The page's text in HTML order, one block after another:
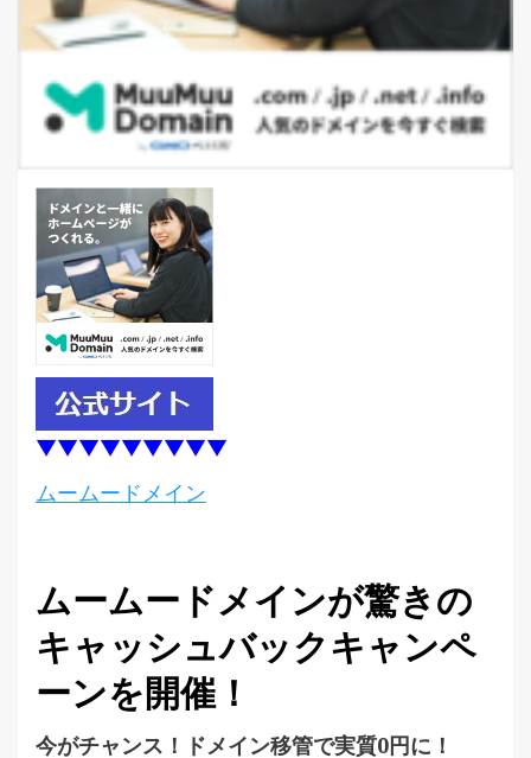
▼▼▼▼▼▼▼▼▼
ムームードメイン
ムームードメインが驚きの
キャッシュバックキャンペ
ーンを開催！
今がチャンス！ドメイン移管で実質0円に！